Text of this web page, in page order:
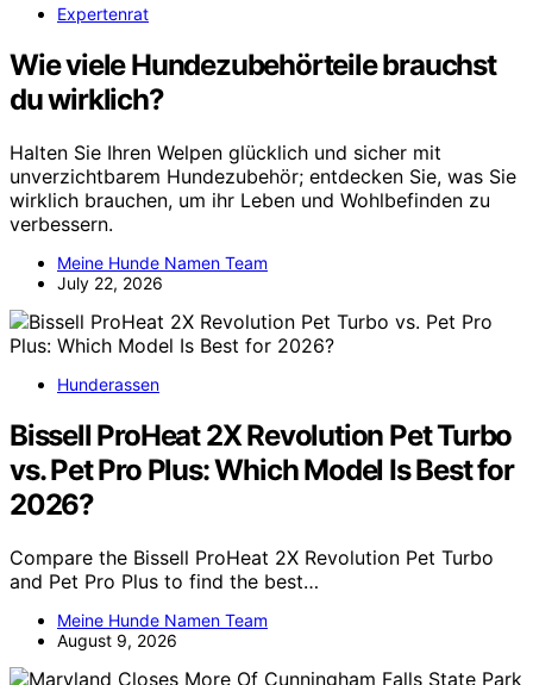
Expertenrat
Wie viele Hundezubehörteile brauchst
du wirklich?
Halten Sie Ihren Welpen glücklich und sicher mit
unverzichtbarem Hundezubehör; entdecken Sie, was Sie
wirklich brauchen, um ihr Leben und Wohlbefinden zu
verbessern.
Meine Hunde Namen Team
July 22, 2026
Hunderassen
Bissell ProHeat 2X Revolution Pet Turbo
vs. Pet Pro Plus: Which Model Is Best for
2026?
Compare the Bissell ProHeat 2X Revolution Pet Turbo
and Pet Pro Plus to find the best…
Meine Hunde Namen Team
August 9, 2026